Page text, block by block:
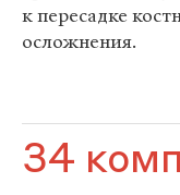
к пересадке
осложнения.
34